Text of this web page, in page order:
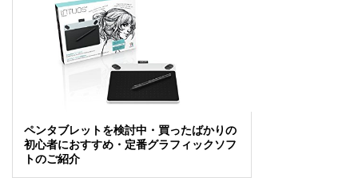
ペンタブレットを検討中・買ったばかりの
初心者におすすめ・定番グラフィックソフ
トのご紹介